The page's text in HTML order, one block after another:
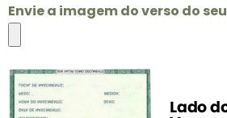
Envie a imagem do verso do seu